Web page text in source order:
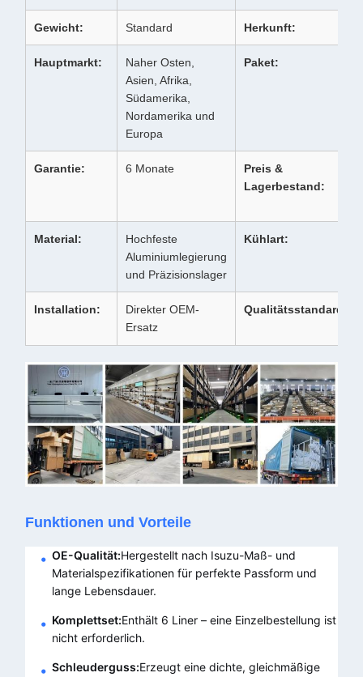
Gewicht: Standard Herkunft:
Hauptmarkt:
Naher Osten,
Asien, Afrika,
Südamerika,
Nordamerika und
Europa
Paket:
Garantie: 6 Monate
Preis &
Lagerbestand:
Material:
Hochfeste
Aluminiumlegierung
und Präzisionslager
Kühlart:
Installation:
Direkter OEM-
Ersatz
Qualitätsstandard:
Funktionen und Vorteile
OE-Qualität:Hergestellt nach Isuzu-Maß- und
Materialspezifikationen für perfekte Passform und
lange Lebensdauer.
Komplettset:Enthält 6 Liner – eine Einzelbestellung ist
nicht erforderlich.
Schleuderguss:Erzeugt eine dichte, gleichmäßige